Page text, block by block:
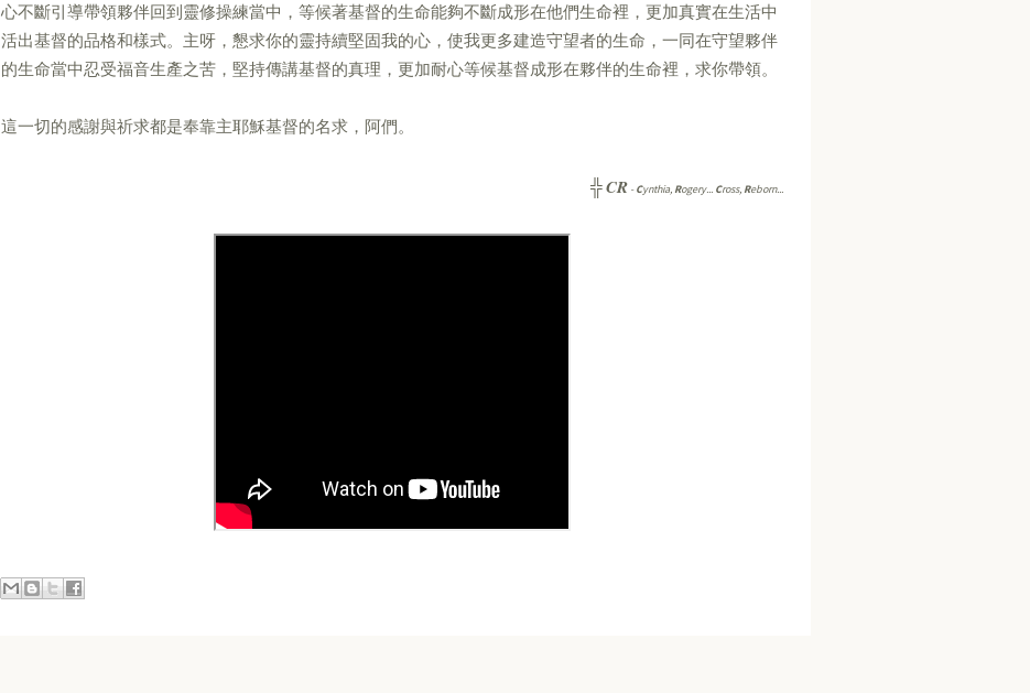
心不斷引導帶領夥伴回到靈修操練當中，等候著基督的生命能夠不斷成形在他們生命裡，更加真實在生活中
活出基督的品格和樣式。主呀，懇求你的靈持續堅固我的心，使我更多建造守望者的生命，一同在守望夥伴
的生命當中忍受福音生產之苦，堅持傳講基督的真理，更加耐心等候基督成形在夥伴的生命裡，求你帶領。
這一切的感謝與祈求都是奉靠主耶穌基督的名求，阿們。
╬CR -Cynthia, Rogery... Cross, Reborn...